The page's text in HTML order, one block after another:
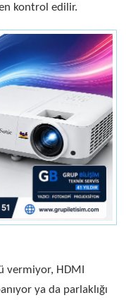
kontrol edilir.
vermiyor, HDMI
ya da parlaklığı